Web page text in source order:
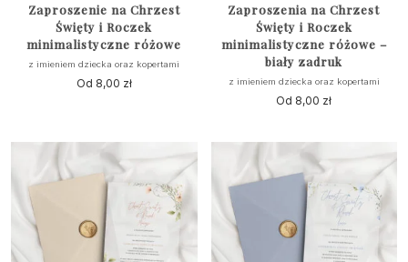
Zaproszenie na Chrzest
Święty i Roczek
minimalistyczne różowe
z imieniem dziecka oraz kopertami
Od 8,00 zł
Zaproszenia na Chrzest
Święty i Roczek
minimalistyczne różowe –
biały zadruk
z imieniem dziecka oraz kopertami
Od 8,00 zł